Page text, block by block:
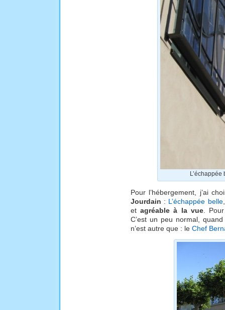
Pour l’hébergement, j’ai
Jourdain : L’échappée belle
etagréable à la vue.
C’est un peu normal,
n’est autre que : le Chef